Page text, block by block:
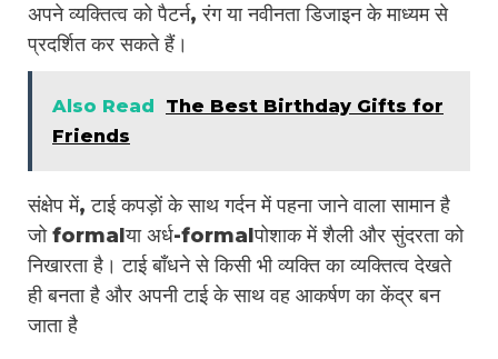
अपने व्यक्तित्व को पैटर्न, रंग या नवीनता डिजाइन के माध्यम से
प्रदर्शित कर सकते हैं।
Also Read
The Best Birthday Gifts for
Friends
संक्षेप में, टाई कपड़ों के साथ गर्दन में पहना जाने वाला सामान है
जो formalया अर्ध-formalपोशाक में शैली और सुंदरता को
निखारता है। टाई बाँधने से किसी भी व्यक्ति का व्यक्तित्व देखते
ही बनता है और अपनी टाई के साथ वह आकर्षण का केंद्र बन
जाता है